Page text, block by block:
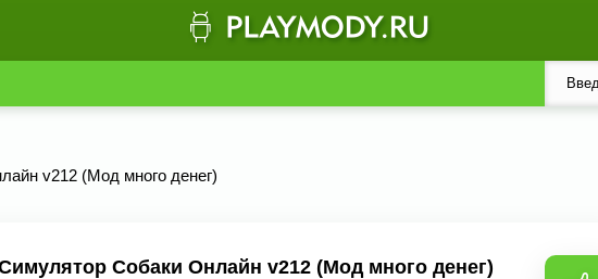
v212 (Мод много денег)
Собаки Онлайн v212 (Мод много денег)